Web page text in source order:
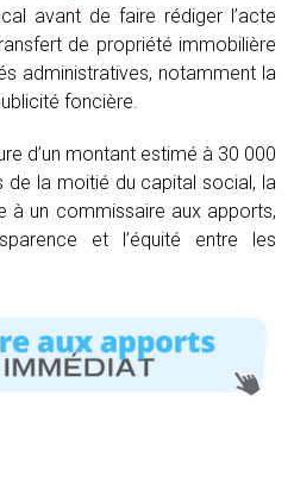
avant de faire rédiger l’acte
de propriété immobilière
administratives, notamment la
foncière.
d’un montant estimé à 30 000
de la moitié du capital social, la
à un commissaire aux apports,
et l’équité entre les